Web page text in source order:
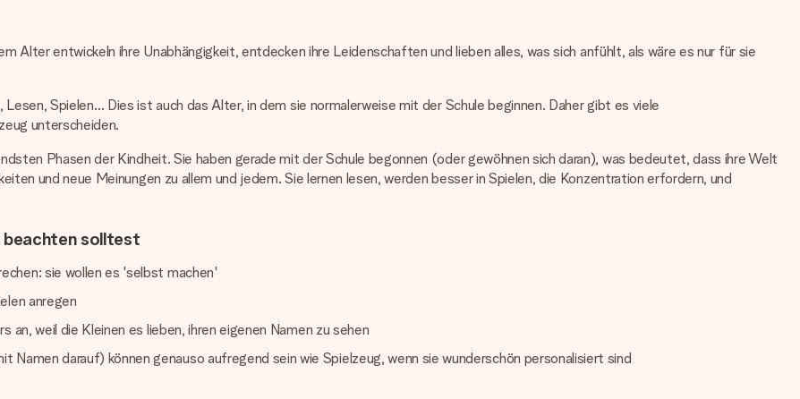
Alter entwickeln ihre Unabhängigkeit, entdecken ihre Leidenschaften und lieben alles, was sich anfühlt, als wäre es nur für sie
Spielen… Dies ist auch das Alter, in dem sie normalerweise mit der Schule beginnen. Daher gibt es viele
unterscheiden.
Phasen der Kindheit. Sie haben gerade mit der Schule begonnen (oder gewöhnen sich daran), was bedeutet, dass ihre Welt
und neue Meinungen zu allem und jedem. Sie lernen lesen, werden besser in Spielen, die Konzentration erfordern, und
solltest
sie wollen es 'selbst machen'
anregen
weil die Kleinen es lieben, ihren eigenen Namen zu sehen
darauf) können genauso aufregend sein wie Spielzeug, wenn sie wunderschön personalisiert sind